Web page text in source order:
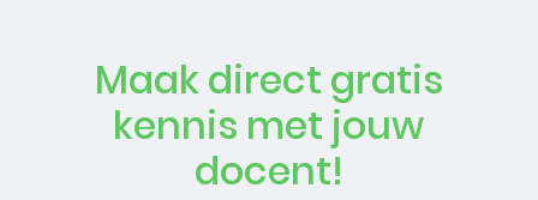
Maak direct gratis
kennis met jouw
docent!